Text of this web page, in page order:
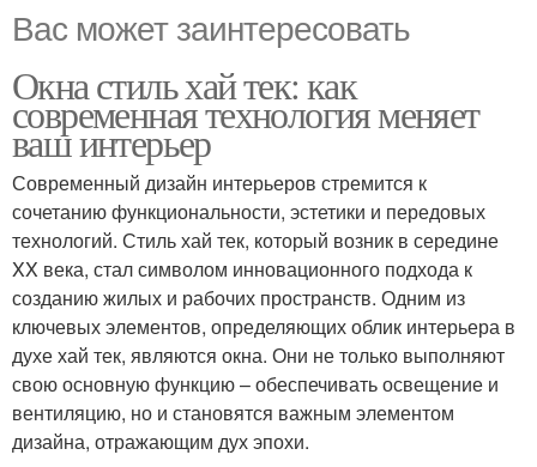
Вас может заинтересовать
Окна стиль хай тек: как
современная технология меняет
ваш интерьер
Современный дизайн интерьеров стремится к
сочетанию функциональности, эстетики и передовых
технологий. Стиль хай тек, который возник в середине
XX века, стал символом инновационного подхода к
созданию жилых и рабочих пространств. Одним из
ключевых элементов, определяющих облик интерьера в
духе хай тек, являются окна. Они не только выполняют
свою основную функцию – обеспечивать освещение и
вентиляцию, но и становятся важным элементом
дизайна, отражающим дух эпохи.